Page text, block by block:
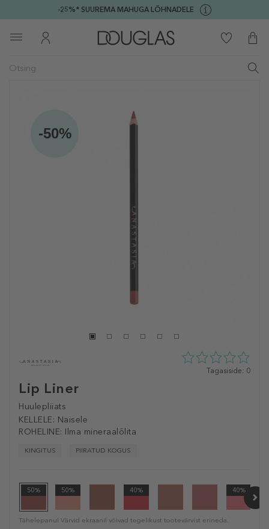
-25%* SUUREMA MAHUGA LÕHNADELE
-50%
Lip Liner
Huulepliiats
KELLELE: Naisele
ROHELINE: Ilma mineraalõlita
KINGITUS PIIRATUD KOGUS
0
Tagasiside: 0
50% 50% 40% 40%
Tähelepanu! Värvid ekraanil võivad tegelikust tootevärvist erineda.